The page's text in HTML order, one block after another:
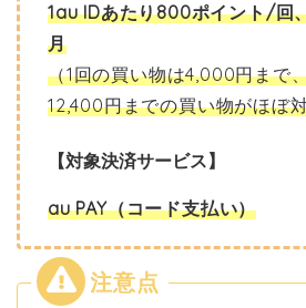
1au IDあたり800ポイント/回
月
（1回の買い物は4,000円まで
12,400円までの買い物がほぼ
【対象決済サービス】
au PAY（コード支払い）